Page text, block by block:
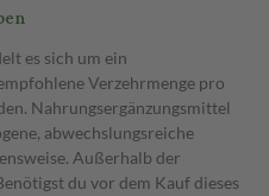
es sich um ein
Verzehrmenge pro
Nahrungsergänzungsmittel
abwechslungsreiche
Außerhalb der
du vor dem Kauf dieses